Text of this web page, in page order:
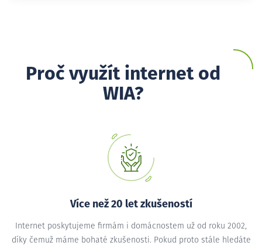
Proč využít internet od
WIA?
Více než 20 let zkušeností
Internet poskytujeme firmám i domácnostem už od roku 2002,
díky čemuž máme bohaté zkušenosti. Pokud proto stále hledáte